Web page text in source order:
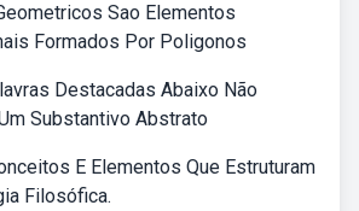
Sao Elementos
Formados Por Poligonos
Destacadas Abaixo Não
Substantivo Abstrato
E Elementos Que Estruturam
Filosófica.